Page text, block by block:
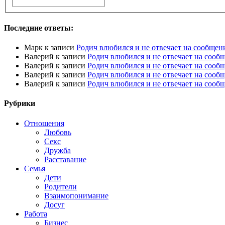
Последние ответы:
Марк к записи Родич влюбился и не отвечает на
Валерий к записи Родич влюбился и не отвечает на
Валерий к записи Родич влюбился и не отвечает на
Валерий к записи Родич влюбился и не отвечает на
Валерий к записи Родич влюбился и не отвечает на
Рубрики
Отношения
Любовь
Секс
Дружба
Расставание
Семья
Дети
Родители
Взаимопонимание
Досуг
Работа
Бизнес